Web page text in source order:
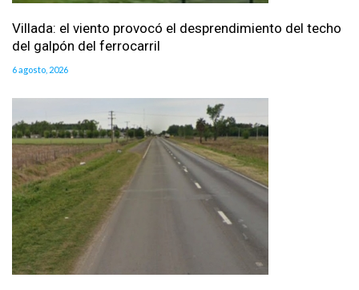
Villada: el viento provocó el desprendimiento del techo
del galpón del ferrocarril
6 agosto, 2026